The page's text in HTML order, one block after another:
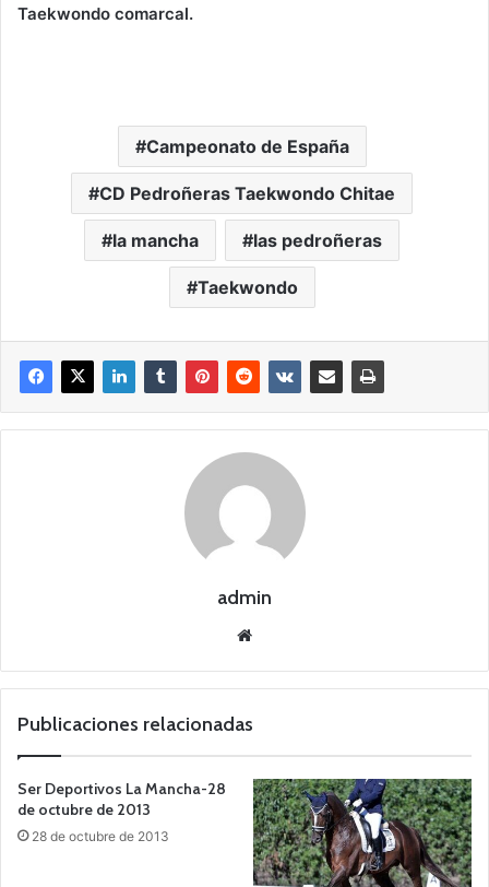
Taekwondo comarcal.
Campeonato de España
CD Pedroñeras Taekwondo Chitae
la mancha las pedroñeras
Taekwondo
admin
we
Publicaciones relacionadas
Ser Deportivos La Mancha-28
de octubre de 2013
28 de octubre de 2013